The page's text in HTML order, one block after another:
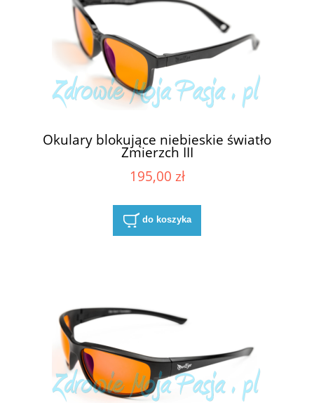
Okulary blokujące niebieskie światło
Zmierzch III
195,00 zł
do koszyka